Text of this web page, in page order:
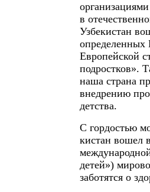
в
Узбекистан
определенных
Европейской
наша страна
внедрению
детства.
С гордостью
кистан вошел
детей»)
заботятся о